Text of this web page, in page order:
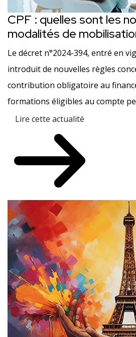
CPF : quelles sont les
modalités de
Le décret n°2024-394, entré en
introduit de nouvelles règles
contribution obligatoire au
formations éligibles au compte
Lire cette actualité